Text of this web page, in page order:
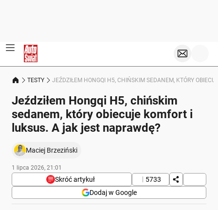
TESTY JEŹDZIŁEM HONGQI H5, CHIŃSKIM SEDANEM, KTÓRY
Jeździłem Hongqi H5, chińskim
sedanem, który obiecuje komfort i
luksus. A jak jest naprawdę?
Maciej Brzeziński
1 lipca 2026, 21:01
Skróć artykuł
5733
Dodaj w Google